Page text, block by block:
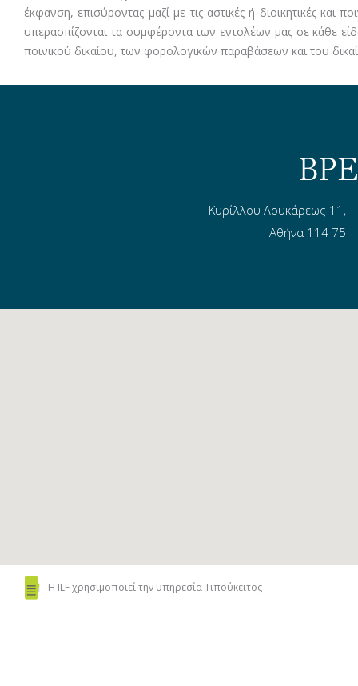
έκφανση, επισύροντας μαζί με τις αστικές ή διοικητικές και
υπερασπίζονται τα συμφέροντα των εντολέων μας σε κάθε
ποινικού δικαίου, των φορολογικών παραβάσεων και του
Κυρίλλου Λουκάρεως 11,
Αθήνα 114 75
Η ILF χρησιμοποιείτην υπηρεσία Τιπούκειτος